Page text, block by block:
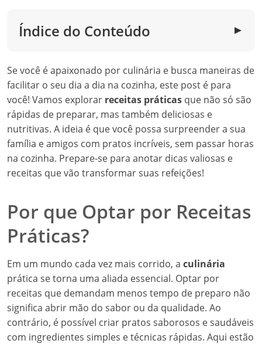
Índice do Conteúdo ▼
Se você é apaixonado por culinária e busca maneiras de
facilitar o seu dia a dia na cozinha, este post é para
você! Vamos explorar receitas práticas que não só são
rápidas de preparar, mas também deliciosas e
nutritivas. A ideia é que você possa surpreender a sua
família e amigos com pratos incríveis, sem passar horas
na cozinha. Prepare-se para anotar dicas valiosas e
receitas que vão transformar suas refeições!
Por que Optar por Receitas
Práticas?
Em um mundo cada vez mais corrido, a culinária
prática se torna uma aliada essencial. Optar por
receitas que demandam menos tempo de preparo não
significa abrir mão do sabor ou da qualidade. Ao
contrário, é possível criar pratos saborosos e saudáveis
com ingredientes simples e técnicas rápidas. Aqui estão